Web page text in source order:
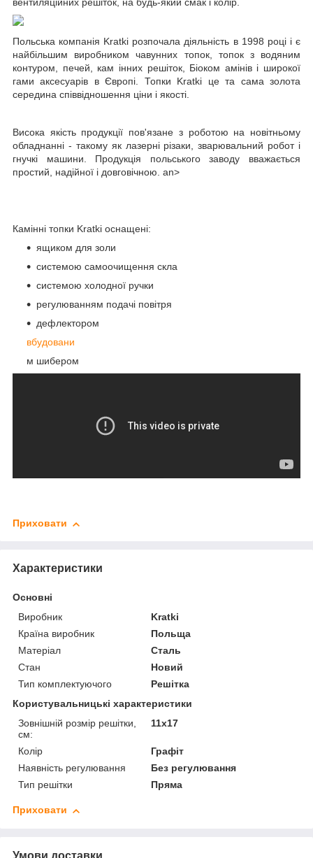
вентиляційних решіток, на будь-який смак і колір.
Польська компанія Kratki розпочала діяльність в 1998 році іє
найбільшим виробником чавунних топок, топок з водяним
контуром, печей, кам інних решіток, Біоком амінів і широкої
гами аксесуарів в Європі. Топки Kratki це та сама золота
середина співвідношення ціни і якості.
Висока якість продукції пов'язане з роботою на новітньому
обладнанні - такому як лазерні різаки, зварювальний робот і
гнучкі машини. Продукція польського заводу вважається
простий, надійної і довговічною. an>
Камінні топки Kratki оснащені:
ящиком для золи
системою самоочищення скла
системою холодної ручки
регулюванням подачі повітря
дефлектором
вбудовани
м шибером
Приховати
Характеристики
Основні
Виробник
Kratki
Країна виробник
Польща
Матеріал
Сталь
Стан
Новий
Тип комплектуючого
Решітка
Користувальницькі характеристики
Зовнішній розмір решітки,
см:
11х17
Колір
Графіт
Наявність регулювання
Без регулювання
Тип решітки
Пряма
Приховати